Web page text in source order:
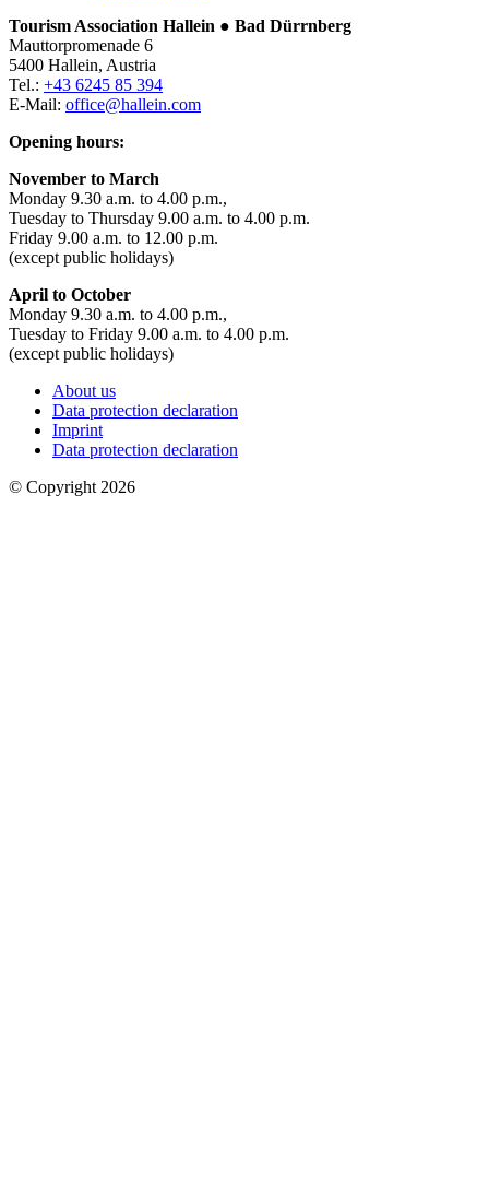
Tourism Association Hallein ● Bad Dürrnberg
Mauttorpromenade 6
5400 Hallein, Austria
Tel.: +43 6245 85 394
E-Mail: office@hallein.com
Opening hours:
November to March
Monday 9.30 a.m. to 4.00 p.m.,
Tuesday to Thursday 9.00 a.m. to 4.00 p.m.
Friday 9.00 a.m. to 12.00 p.m.
(except public holidays)
April to October
Monday 9.30 a.m. to 4.00 p.m.,
Tuesday to Friday 9.00 a.m. to 4.00 p.m.
(except public holidays)
About us
Data protection declaration
Imprint
Data protection declaration
© Copyright 2026